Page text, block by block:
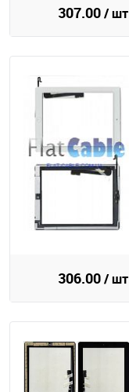
307.00/ шт
306.00/ шт